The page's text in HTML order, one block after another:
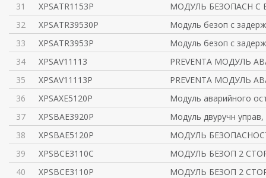
31
XPSATR1153P
МОДУЛЬ БЕЗОПАСН С
32
XPSATR39530P
Модуль безоп с
33
XPSATR3953P
Модуль безоп с
34
XPSAV11113
PREVENTA МОДУЛЬ
35
XPSAV11113P
PREVENTA МОДУЛЬ
36
XPSAXE5120P
Модуль аварийного
37
XPSBAE3920P
Модуль двуручн управ,
38
XPSBAE5120P
МОДУЛЬ
39
XPSBCE3110C
МОДУЛЬ БЕЗОП 2
40
XPSBCE3110P
МОДУЛЬ БЕЗОП 2